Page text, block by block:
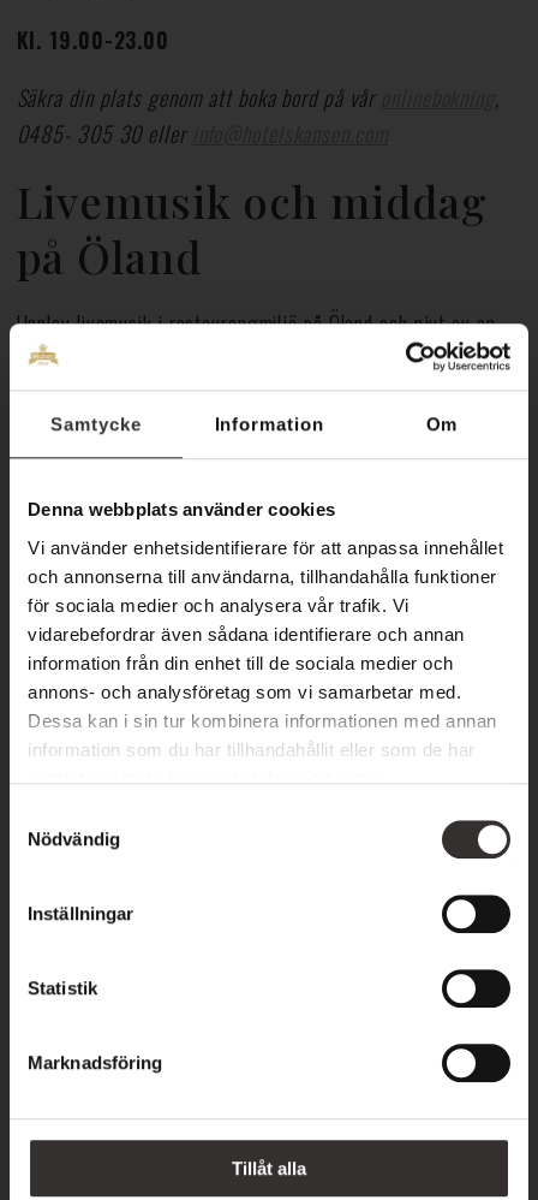
Samtycke Information Om
Denna webbplats använder cookies
Vi använder enhetsidentifierare för att anpassa innehållet
och annonserna till användarna, tillhandahålla funktioner
för sociala medier och analysera vår trafik. Vi
vidarebefordrar även sådana identifierare och annan
information från din enhet till de sociala medier och
annons- och analysföretag som vi samarbetar med.
Dessa kan i sin tur kombinera informationen med annan
information som du har tillhandahållit eller som de har
Nödvändig
Inställningar
Statistik
Marknadsföring
Tillåt alla
Kl. 19.00-23.00
Säkra din plats genom att boka bord på vår
,
0485- 305 30 eller
Livemusik och middag
på Öland
Upplev livemusik i restaurangmiljö på Öland och njut av en
komplett kväll med middag och underhållning. Vår bistro är
en uppskattad mötesplats för både lokalbor och besökare i
Kalmarregionen som söker kvalitativ musik, god mat och en
avslappnad atmosfär. En kväll hos oss är mer än en middag –
det är en upplevelse.
DELA:
DELA
PÅ
DELA
PÅ
DELA
PÅ
LINKEDIN
DELA
PÅ
PINTEREST
BOKA BORD
Härliga smakupplevelser väntar på dig